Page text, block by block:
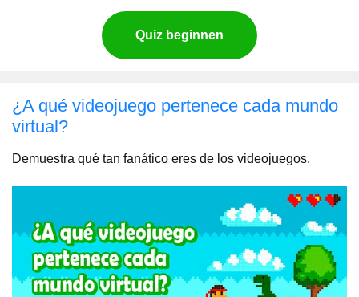
Quiz beginnen
¿A qué videojuego pertenece cada mundo
virtual?
Demuestra qué tan fanático eres de los videojuegos.